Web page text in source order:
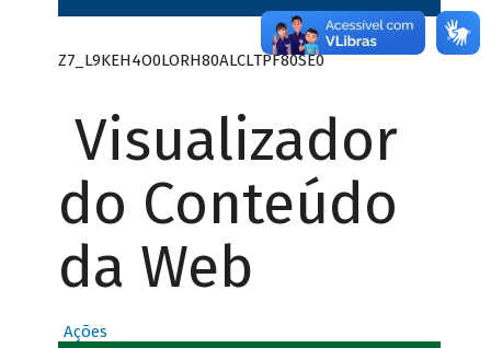
Z7_L9KEH4O0LORH80ALCLTPF80SE0
Visualizador
do Conteúdo
da Web
Ações